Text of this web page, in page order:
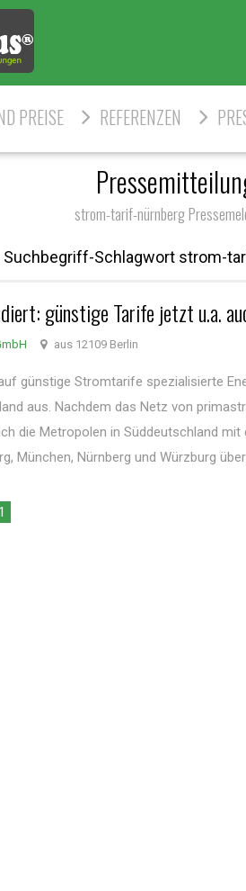
PREISE REFERENZEN
strom-tarif-nürnberg
Schlagwort strom-
günstige Tarife jetzt u.a.
aus 12109 Berlin
günstige Stromtarife spezialisierte
aus. Nachdem das Netz von
die Metropolen in Süddeutschland
München, Nürnberg und Würzburg
1